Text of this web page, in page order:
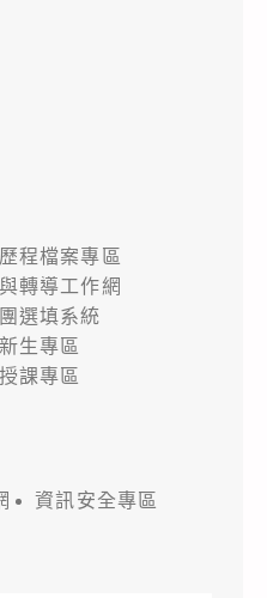
程檔案專區
轉導工作網
選填系統
新生專區
課專區
資訊安全專區